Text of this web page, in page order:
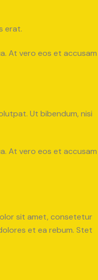
erat.
At vero eos et accusam
Ut bibendum, nisi
At vero eos et accusam
sit amet, consetetur
et ea rebum. Stet